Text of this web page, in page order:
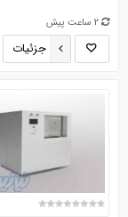
2 ساعت پیش
جزئیات